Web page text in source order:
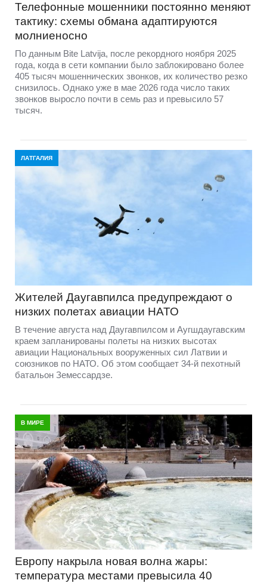
Телефонные мошенники постоянно меняют
тактику: схемы обмана адаптируются
молниеносно
По данным Bite Latvija, после рекордного ноября 2025
года, когда в сети компании было заблокировано более
405 тысяч мошеннических звонков, их количество резко
снизилось. Однако уже в мае 2026 года число таких
звонков выросло почти в семь раз и превысило 57
тысяч.
ЛАТГАЛИЯ
Жителей Даугавпилса предупреждают о
низких полетах авиации НАТО
В течение августа над Даугавпилсом и Аугшдаугавским
краем запланированы полеты на низких высотах
авиации Национальных вооруженных сил Латвии и
союзников по НАТО. Об этом сообщает 34-й пехотный
батальон Земессардзе.
В МИРЕ
Европу накрыла новая волна жары:
температура местами превысила 40